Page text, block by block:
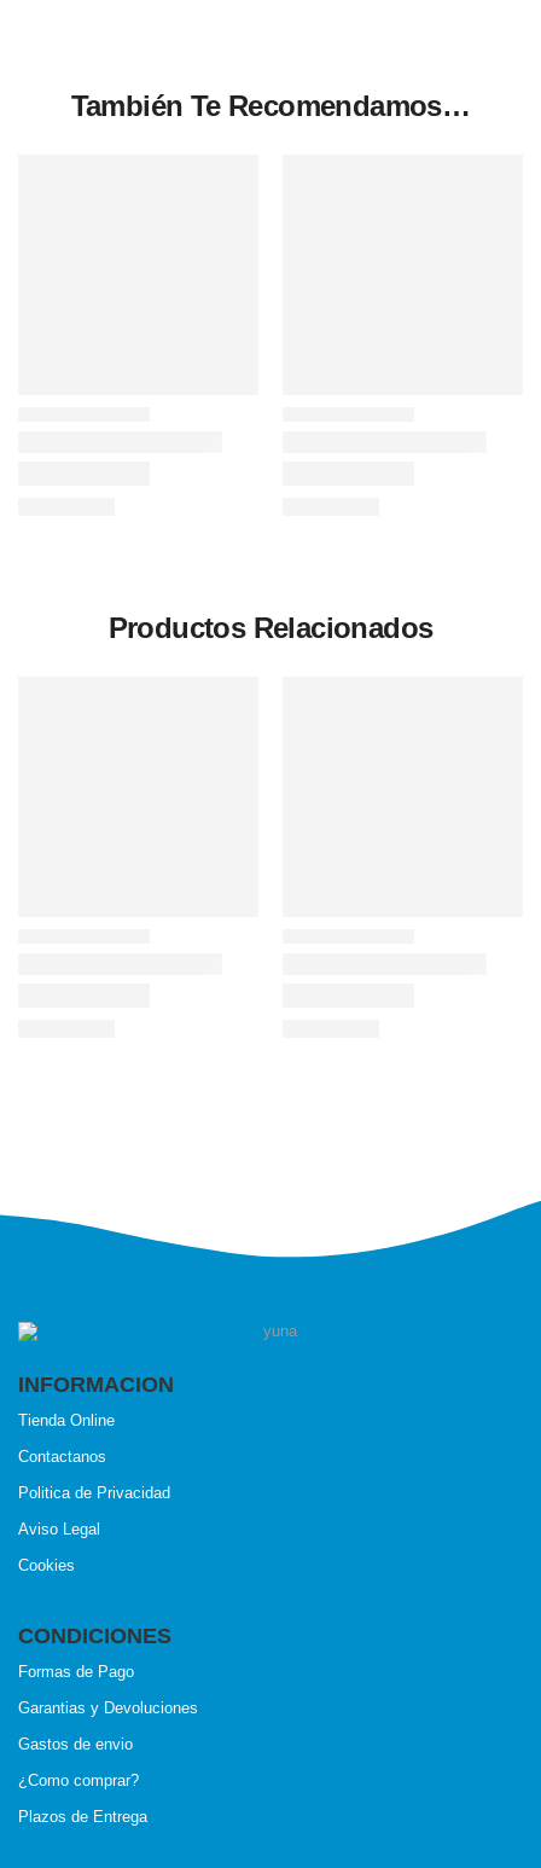
También Te Recomendamos…
Productos Relacionados
INFORMACION
Tienda Online
Contactanos
Politica de Privacidad
Aviso Legal
Cookies
CONDICIONES
Formas de Pago
Garantias y Devoluciones
Gastos de envio
¿Como comprar?
Plazos de Entrega